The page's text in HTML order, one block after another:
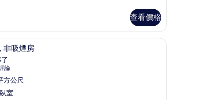
查看價格
客房內保險箱、書桌、免費無線上網雙床房, 非吸煙房 | 客房內保險箱、書桌、免費
非吸煙房
滿分 10 分
論
方公尺
室